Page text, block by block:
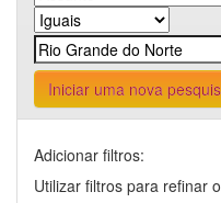
Iniciar uma nova
Adicionar filtros:
Utilizar filtros para refinar